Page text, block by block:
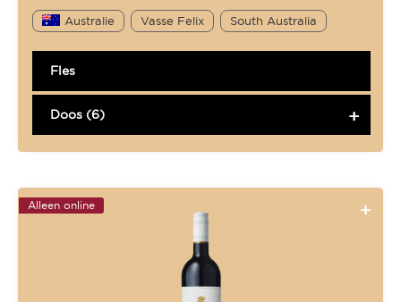
Australie Vasse Felix South Australia
Fles
Doos (6)
Alleen online